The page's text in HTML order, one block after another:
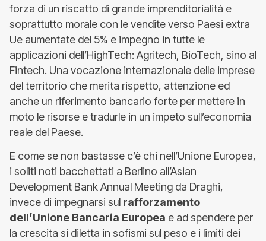
forza di un riscatto di grande imprenditorialità e
soprattutto morale con le vendite verso Paesi extra
Ue aumentate del 5% e impegno in tutte le
applicazioni dell’HighTech: Agritech, BioTech, sino al
Fintech. Una vocazione internazionale delle imprese
del territorio che merita rispetto, attenzione ed
anche un riferimento bancario forte per mettere in
moto le risorse e tradurle in un impeto sull’economia
reale del Paese.
E come se non bastasse c’è chi nell’Unione Europea,
i soliti noti bacchettati a Berlino all’Asian
Development Bank Annual Meeting da Draghi,
invece di impegnarsi sul rafforzamento
dell’Unione Bancaria Europea e ad spendere per
la crescita si diletta in sofismi sul peso e i limiti dei